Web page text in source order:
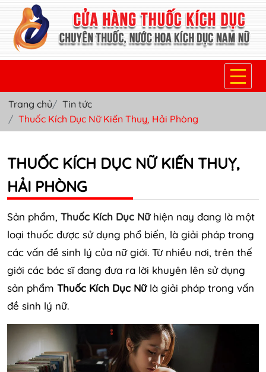
TRANG CHỦ
THUỐC KÍCH DỤC NỮ
THUỐC NƯỚC KÍCH DỤC NAM
THUỐC VIÊN KÍCH DỤC NAM
SẢN PHẨM KHÁC
TIN TỨC & BLOG
Trang chủ
Tin tức
Thuốc Kích Dục Nữ Kiến Thuỵ, Hải Phòng
THUỐC KÍCH DỤC NỮ KIẾN THUỴ,
HẢI PHÒNG
Sản phẩm, Thuốc Kích Dục Nữ hiện nay đang là một
loại thuốc được sử dụng phổ biến, là giải pháp trong
các vấn đề sinh lý của nữ giới. Từ nhiều nơi, trên thế
giới các bác sĩ đang đưa ra lời khuyên lên sử dụng
sản phẩm Thuốc Kích Dục Nữlà giải pháp trong vấn
đề sinh lý nữ.